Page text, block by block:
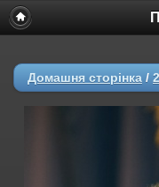
Домашня сторінка /